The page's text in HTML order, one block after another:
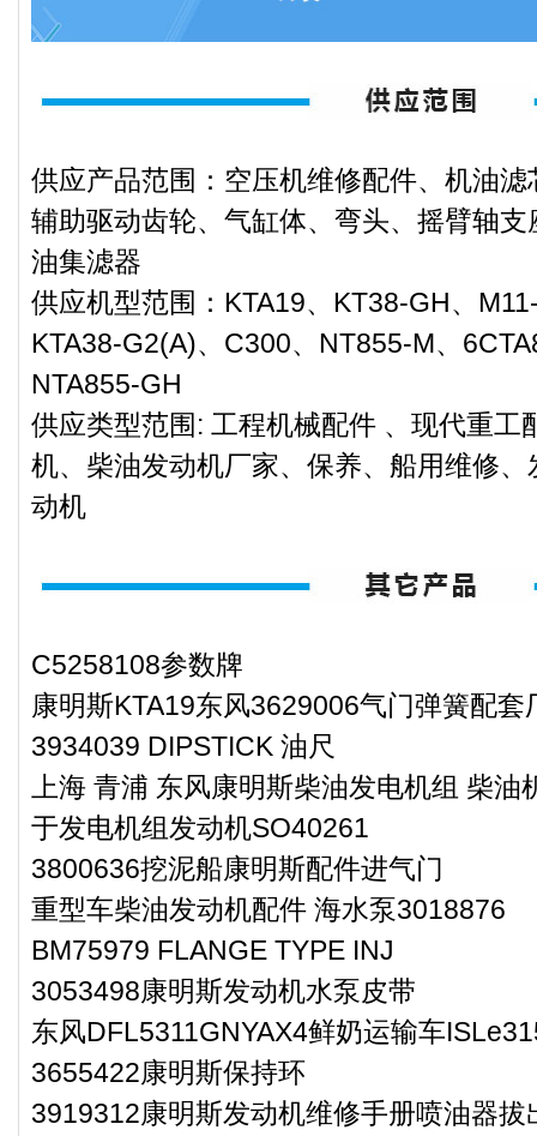
供应产品范围：空压机维修配件、机油
辅助驱动齿轮、气缸体、弯头、摇臂轴
油集滤器
供应机型范围：KTA19、KT38-GH、
KTA38-G2(A)、C300、NT855-M、
NTA855-GH
供应类型范围: 工程机械配件 、现代重工
机、柴油发动机厂家、保养、船用维修
动机
C5258108参数牌
康明斯KTA19东风3629006气门弹簧配套
3934039 DIPSTICK 油尺
上海 青浦 东风康明斯柴油发电机组 柴
于发电机组发动机SO40261
3800636挖泥船康明斯配件进气门
重型车柴油发动机配件 海水泵3018876
BM75979 FLANGE TYPE INJ
3053498康明斯发动机水泵皮带
东风DFL5311GNYAX4鲜奶运输车
3655422康明斯保持环
3919312康明斯发动机维修手册喷油器拔